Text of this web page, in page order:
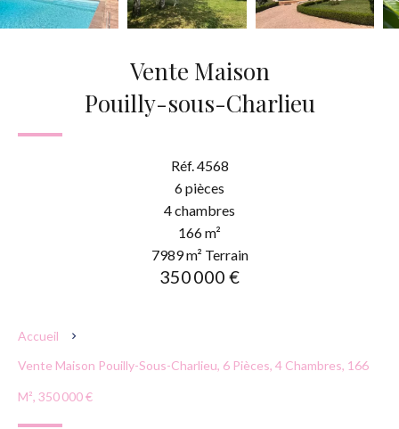
Vente Maison
Pouilly-sous-Charlieu
Réf. 4568
6 pièces
4 chambres
166 m²
7989 m² Terrain
350 000 €
Accueil
Vente Maison Pouilly-Sous-Charlieu, 6 Pièces, 4 Chambres, 166
M², 350 000 €